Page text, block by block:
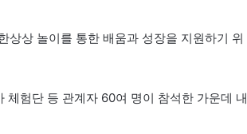
상 놀이를 통한 배움과 성장을 지원하기 위
체험단 등 관계자 60여 명이 참석한 가운데 내